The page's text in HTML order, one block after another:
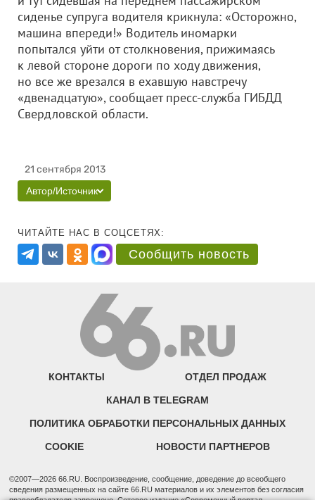
сиденье супруга водителя крикнула: «Осторожно,
машина впереди!» Водитель иномарки
попытался уйти от столкновения, прижимаясь
к левой стороне дороги по ходу движения,
но все же врезался в ехавшую навстречу
«двенадцатую», сообщает пресс-служба ГИБДД
Свердловской области.
21 сентября 2013
Автор/Источник
ЧИТАЙТЕ НАС В СОЦСЕТЯХ:
Сообщить новость
КОНТАКТЫ ОТДЕЛ ПРОДАЖ
КАНАЛ В TELEGRAM
ПОЛИТИКА ОБРАБОТКИ ПЕРСОНАЛЬНЫХ ДАННЫХ
COOKIE НОВОСТИ ПАРТНЕРОВ
©2007—2026 66.RU. Воспроизведение, сообщение, доведение до всеобщего
сведения размещенных на сайте 66.RU материалов и их элементов без согласия